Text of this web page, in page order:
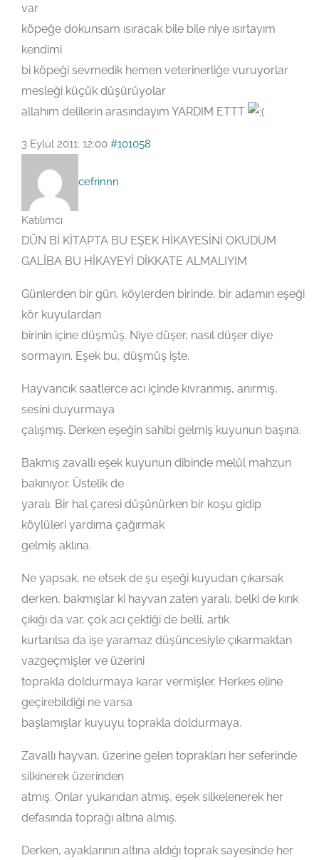
var
köpeğe dokunsam ısıracak bile bile niye ısırtayım
kendimi
bi köpeği sevmedik hemen veterinerliğe vuruyorlar
mesleği küçük düşürüyolar
allahım delilerin arasındayım YARDIM ETTT
3 Eylül 2011: 12:00 #101058
cefrinnn
Katılımcı
DÜN Bİ KİTAPTA BU EŞEK HİKAYESİNİ OKUDUM
GALİBA BU HİKAYEYİ DİKKATE ALMALIYIM
Günlerden bir gün, köylerden birinde, bir adamın eşeği
kör kuyulardan
birinin içine düşmüş. Niye düşer, nasıl düşer diye
sormayın. Eşek bu, düşmüş işte.
Hayvancık saatlerce acı içinde kıvranmış, anırmış,
sesini duyurmaya
çalışmış. Derken eşeğin sahibi gelmiş kuyunun başına.
Bakmış zavallı eşek kuyunun dibinde melül mahzun
bakınıyor. Üstelik de
yaralı. Bir hal çaresi düşünürken bir koşu gidip
köylüleri yardıma çağırmak
gelmiş aklına.
Ne yapsak, ne etsek de şu eşeği kuyudan çıkarsak
derken, bakmışlar ki hayvan zaten yaralı, belki de kırık
çıkığı da var, çok acı çektiği de belli, artık
kurtarılsa da işe yaramaz düşüncesiyle çıkarmaktan
vazgeçmişler ve üzerini
toprakla doldurmaya karar vermişler. Herkes eline
geçirebildiği ne varsa
başlamışlar kuyuyu toprakla doldurmaya.
Zavallı hayvan, üzerine gelen toprakları her seferinde
silkinerek üzerinden
atmış. Onlar yukarıdan atmış, eşek silkelenerek her
defasında toprağı altına almış.
Derken, ayaklarının altına aldığı toprak sayesinde her